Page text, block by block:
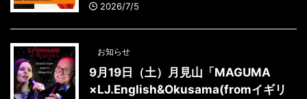
2026/7/5
お知らせ
9月19日（土）月見山「MAGUMA
×LJ.English&Okusama(fromイギリ